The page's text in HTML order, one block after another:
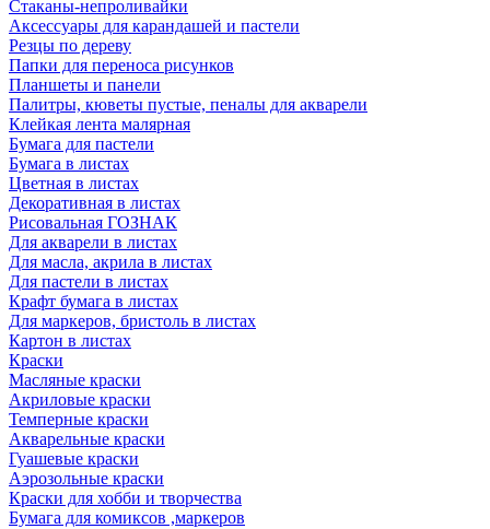
Стаканы-непроливайки
Аксессуары для карандашей и пастели
Резцы по дереву
Папки для переноса рисунков
Планшеты и панели
Палитры, кюветы пустые, пеналы для акварели
Клейкая лента малярная
Бумага для пастели
Бумага в листах
Цветная в листах
Декоративная в листах
Рисовальная ГОЗНАК
Для акварели в листах
Для масла, акрила в листах
Для пастели в листах
Крафт бумага в листах
Для маркеров, бристоль в листах
Картон в листах
Краски
Масляные краски
Акриловые краски
Темперные краски
Акварельные краски
Гуашевые краски
Аэрозольные краски
Краски для хобби и творчества
Бумага для комиксов ,маркеров